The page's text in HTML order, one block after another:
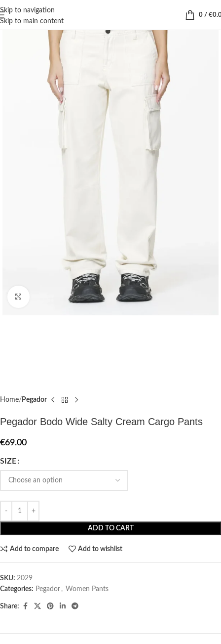
Skip to navigation
Skip to main content
0 / €
Click to enlarge
Home Pegador​
Pegador Bodo Wide Salty Cream Cargo Pants
€69.00
SIZE
ADD TO CART
Add to compare Add to wishlist
SKU: 2029
Categories: Pegador​ , Women Pants
Share: